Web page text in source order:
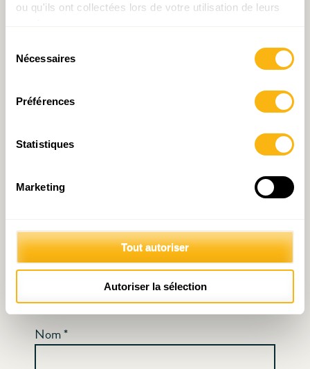
ou qu'ils ont collectées lors de votre utilisation de leurs
Nécessaires
Préférences
Statistiques
Marketing
Tout autoriser
Autoriser la sélection
Votre adresse e-mail ne sera pas publiée.
Les
Nom*